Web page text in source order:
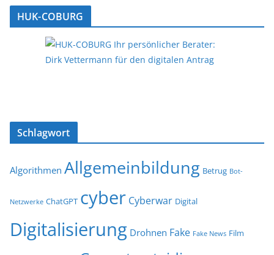
HUK-COBURG
Schlagwort
Algorithmen Allgemeinbildung Betrug Bot-
Netzwerke ChatGPT cyber Cyberwar Digital
Digitalisierung Drohnen Fake Fake News Film